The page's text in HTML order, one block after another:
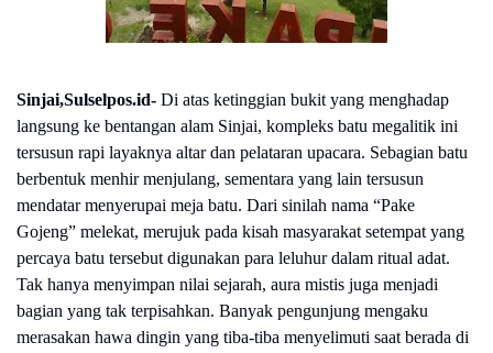
Sinjai,Sulselpos.id- Di atas ketinggian bukit yang menghadap
langsung ke bentangan alam Sinjai, kompleks batu megalitik ini
tersusun rapi layaknya altar dan pelataran upacara. Sebagian batu
berbentuk menhir menjulang, sementara yang lain tersusun
mendatar menyerupai meja batu. Dari sinilah nama “Pake
Gojeng” melekat, merujuk pada kisah masyarakat setempat yang
percaya batu tersebut digunakan para leluhur dalam ritual adat.
Tak hanya menyimpan nilai sejarah, aura mistis juga menjadi
bagian yang tak terpisahkan. Banyak pengunjung mengaku
merasakan hawa dingin yang tiba-tiba menyelimuti saat berada di